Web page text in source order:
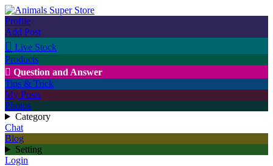
Profile
Add Post
 Live Stock
Products
 Question and Answer
Tips & Trick
My Posts
Photos
Category
Chat
Blog
Setting
Login